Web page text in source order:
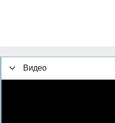
Видео